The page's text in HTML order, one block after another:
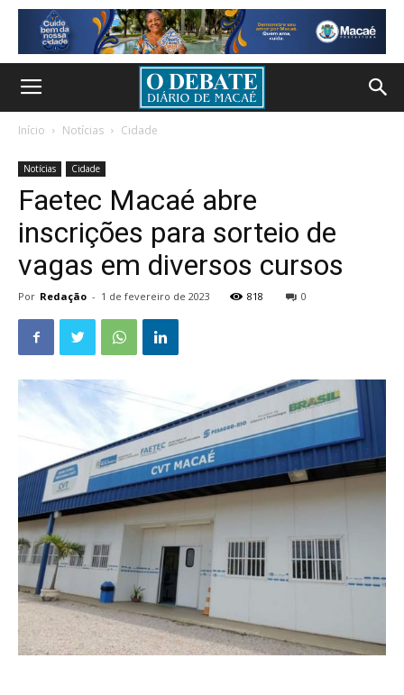
Início Notícias Cidade
Notícias Cidade
Faetec Macaé abre
inscrições para sorteio de
vagas em diversos cursos
Por Redação - 1 de fevereiro de 2023 818 0